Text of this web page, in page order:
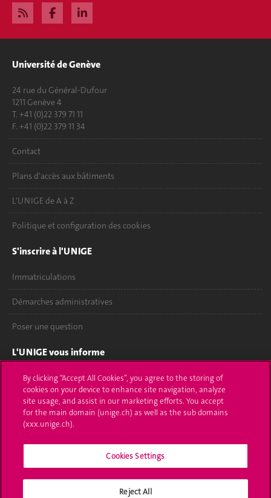
Université de Genève
24 rue du Général-Dufour
1211 Genève 4
T. +41 (0)22 379 71 11
F. +41 (0)22 379 11 34
Contact
Plans d'accès aux bâtiments
L'UNIGE de A à Z
Politique et configuration des cookies
S'inscrire à l'UNIGE
Immatriculations
Démarches administratives
Poser une question
L'UNIGE vous informe
UNIGE Mobile
Médias
Offres d'emploi
Calendrier académique
By clicking “Accept All Cookies”, you agree to the storing of
cookies on your device to enhance site navigation, analyze
site usage, and assist in our marketing efforts. You accept
for the main domain (unige.ch) as well as the sub domains
(xxx.unige.ch).
Cookies Settings
Reject All